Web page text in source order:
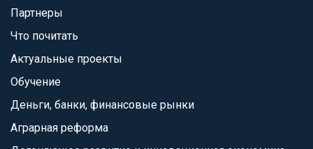
Партнеры
Что почитать
Актуальные проекты
Обучение
Деньги, банки, финансовые рынки
Аграрная реформа